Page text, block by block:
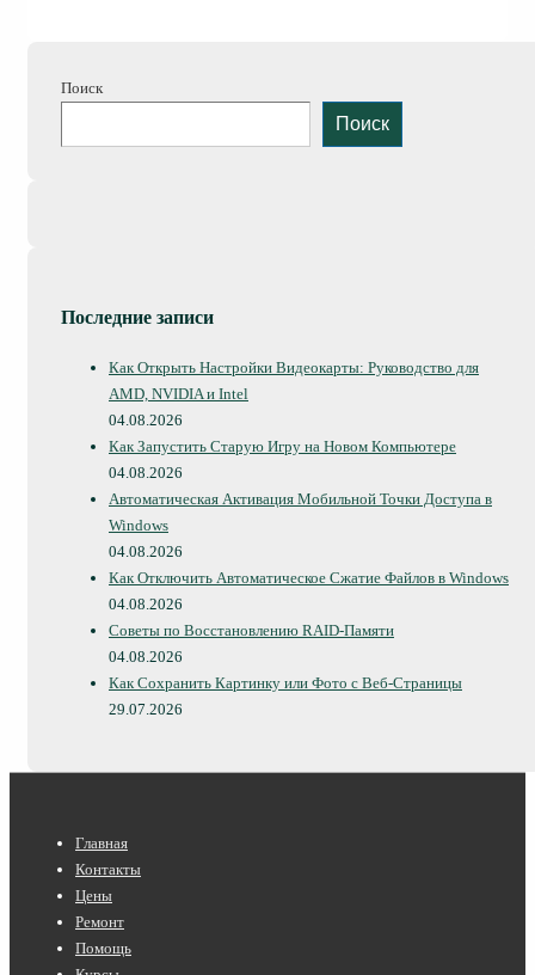
Поиск
Поиск
Последние записи
Как Открыть Настройки Видеокарты: Руководство для
AMD, NVIDIA и Intel
04.08.2026
Как Запустить Старую Игру на Новом Компьютере
04.08.2026
Автоматическая Активация Мобильной Точки Доступа в
Windows
04.08.2026
Как Отключить Автоматическое Сжатие Файлов в Windows
04.08.2026
Советы по Восстановлению RAID-Памяти
04.08.2026
Как Сохранить Картинку или Фото с Веб-Страницы
29.07.2026
Нижнее
меню
Главная
Контакты
Цены
Ремонт
Помощь